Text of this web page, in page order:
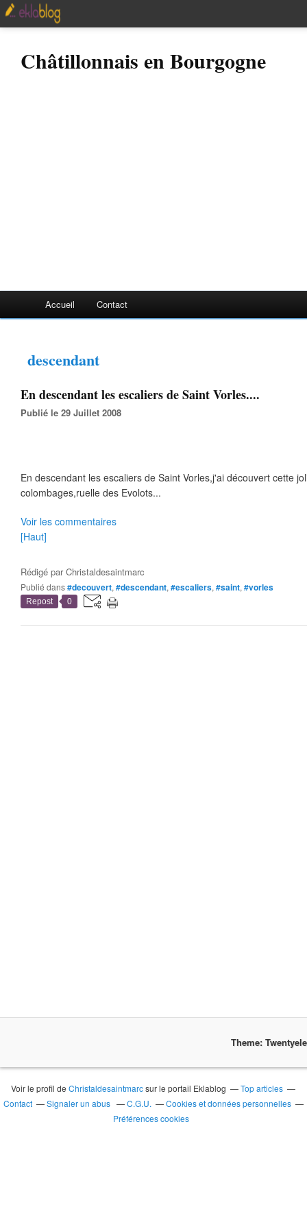
Châtillonnais en Bourgogne
Accueil Contact
descendant
En descendant les escaliers de Saint Vorles....
Publié le 29 Juillet 2008
En descendant les escaliers de Saint Vorles,j'ai découvert cette
colombages,ruelle des Evolots...
Voir les commentaires
[Haut]
Rédigé parChristaldesaintmarc
Publié dans#decouvert, #descendant, #escaliers, #saint, #vorles
Repost 0
Theme:
Voir le profil deChristaldesaintmarcsur le portail Eklablog
Top articles
Contact
Signaler un abus C.G.U.
Cookies et données personnelles
Préférences cookies